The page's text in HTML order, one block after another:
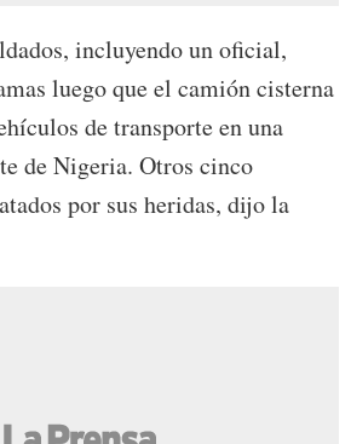
incluyendo un oficial,
luego que el camión cisterna
de transporte en una
de Nigeria. Otros cinco
por sus heridas, dijo la